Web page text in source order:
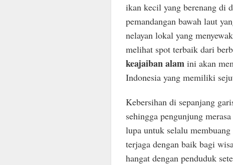
ikan kecil yang berenang di
pemandangan bawah laut
nelayan lokal yang
melihat spot terbaik dari
keajaiban alamini akan
Indonesia yang memiliki
Kebersihan di sepanjang
sehingga pengunjung
lupa untuk selalu membuang
terjaga dengan baik bagi
hangat dengan penduduk